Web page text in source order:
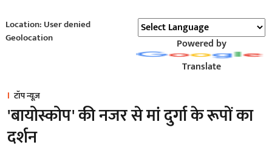
Location: User denied
Geolocation
Powered by
Translate
टॉप न्यूज़
'बायोस्कोप' की नजर से मां दुर्गा के रूपों का
दर्शन